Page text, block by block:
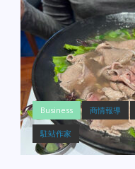
Business 商情報導
駐站作家